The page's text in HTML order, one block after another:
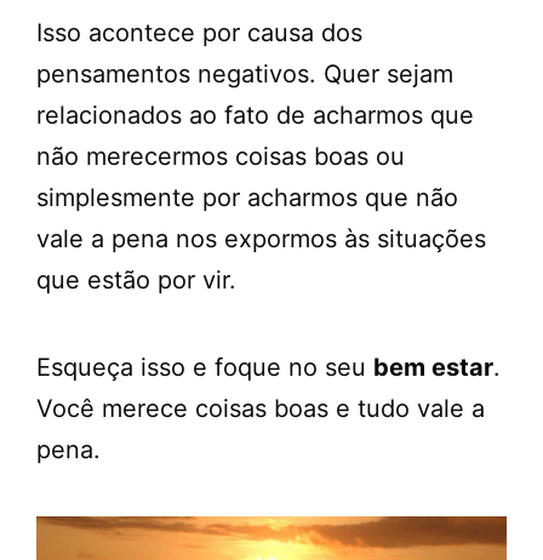
Isso acontece por causa dos
pensamentos negativos. Quer sejam
relacionados ao fato de acharmos que
não merecermos coisas boas ou
simplesmente por acharmos que não
vale a pena nos expormos às situações
que estão por vir.
Esqueça isso e foque no seu bem estar.
Você merece coisas boas e tudo vale a
pena.